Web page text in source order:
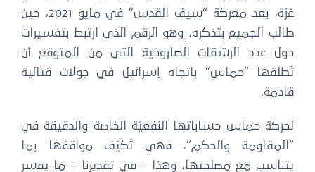
غزة، بعد معركة “سيف القدس” في مايو 2021، حين
طالب الجميع بتذكره، وهو الرقم الذي ارتبط بتفسيرات
حول عدد الرشقات الصاروخية التي من المتوقع أن
تُطلقها “حماس” باتجاه إسرائيل في جولات قتالية
قادمة.
لحركة حماس حساباتها النفعيّة الخاصة والدقيقة في
“المقاومة والحكم”، فهي تُكيّف مواقفها بما
يتناسب مع مصلحتها، وهذا – في تقديرنا – ما يفسر